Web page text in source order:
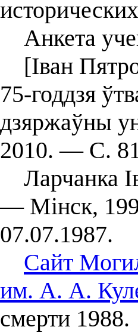
Анкета
[Іван
75-годдзя
дзяржаўны
2010. — С.
Ларчанка
— Мінск,
07.07.1987.
Сайт
им. А. А.
смерти 1988.